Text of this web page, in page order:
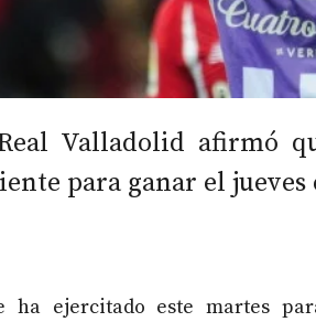
Valladolid afirmó
para ganar el jueves
ha ejercitado este martes